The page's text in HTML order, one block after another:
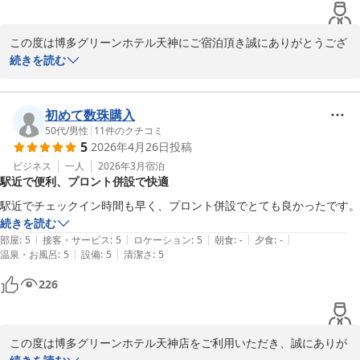
そのような中、チェックイン・チェックアウトのお時間につきまし
てご評価をいただき、大変ありがたく存じます。
だけるホテルを目指して改善に努めてまいります。
誠に勝手ではございますが、また機会がございましたら当ホテルを
ご利用いただけますと幸いでございます。
フロント　池田
博多グリーンホテル天神
2026-04-03
この度は博多グリーンホテル天神にご宿泊頂き誠にありがとうござ
います。
お客様の仰います通り、地下鉄の駅が徒歩圏内にあり、他にも飲食
店や商業施設もございますので、立地には恵まれているかと存じま
す。
また、チェックイン13時・チェックアウト12時と最大23時間のお
部屋のご滞在が可能でございます。
ご投稿からお客様がご滞在中ごゆっくりお過ごし頂けた様子が窺え
大変嬉しく存じます。
今後もお客様のお言葉に甘んずることなく、よりご満足頂けますよ
うサービスの向上に努めて参ります。
お忙しい中、ご投稿頂きありがとうございました。
また、お客様にお会いできます日を心よりお待ち申し上げておりま
続きを読む
初めて数珠購入
50代/男性 | 11件のクチコミ
5 2026年4月26日投稿
ビジネス 一人 2026年3月宿泊
駅近で便利、プロント併設で快適
駅近でチェックイン時間も早く、プロント併設でとても良かったです。
続きを読む
部屋: 5 | 接客・サービス: 5 | ロケーション: 5 | 朝食: - | 夕食: - |
温泉・お風呂: 5 | 設備: 5 | 清潔さ: 5
226
この度は博多グリーンホテル天神店をご利用いただき、誠にありが